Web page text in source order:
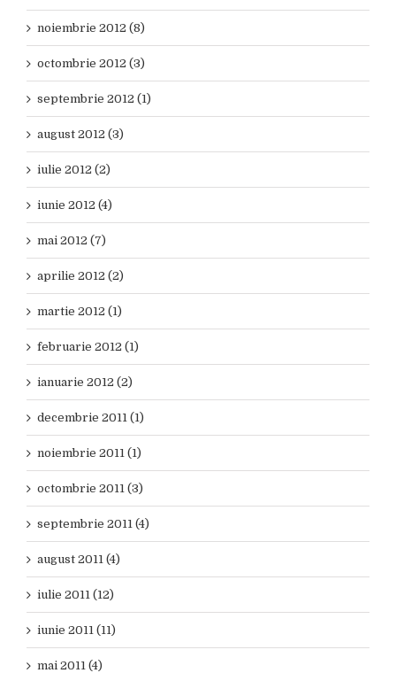
noiembrie 2012 (8)
octombrie 2012 (3)
septembrie 2012 (1)
august 2012 (3)
iulie 2012 (2)
iunie 2012 (4)
mai 2012 (7)
aprilie 2012 (2)
martie 2012 (1)
februarie 2012 (1)
ianuarie 2012 (2)
decembrie 2011 (1)
noiembrie 2011 (1)
octombrie 2011 (3)
septembrie 2011 (4)
august 2011 (4)
iulie 2011 (12)
iunie 2011 (11)
mai 2011 (4)